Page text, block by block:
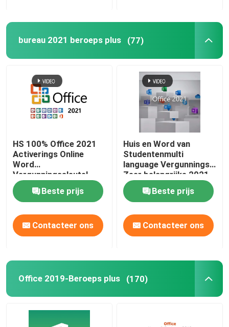
bureau 2021 beroeps plus (77)
HS 100% Office 2021
Activerings Online
Word
Vergunningssleutel
Beste prijs
Contacteer ons
Huis en Word van
Studentenmulti
language Vergunnings
Zeer belangrijke 2021
Online Activering
Beste prijs
Contacteer ons
Office 2019-Beroeps plus (170)